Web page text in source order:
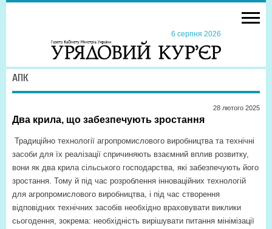
6 серпня 2026
АПК
28 лютого 2025
Два крила, що забезпечують зростання
Традиційно технології агропромислового виробництва та технічні
засоби для їх реалізації спричиняють взаємний вплив розвитку,
вони як два крила сільського господарства, які забезпечують його
зростання. Тому й під час розроблення інноваційних технологій
для агропромислового виробництва, і під час створення
відповідних технічних засобів необхідно враховувати виклики
сьогодення, зокрема: необхідність вирішувати питання мінімізації